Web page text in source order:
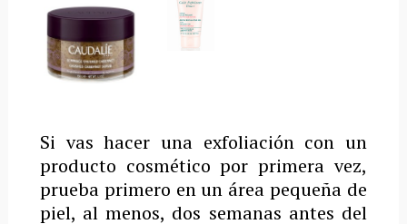
Si vas hacer una exfoliación con un
producto cosmético por primera vez,
prueba primero en un área pequeña de
piel, al menos, dos semanas antes del